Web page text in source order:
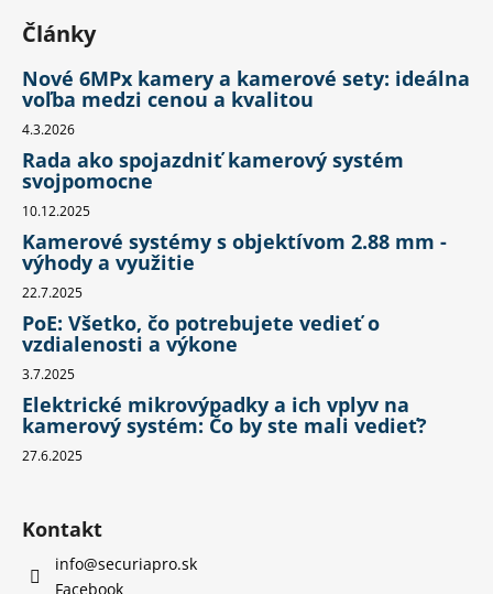
Články
Nové 6MPx kamery a kamerové sety: ideálna
voľba medzi cenou a kvalitou
4.3.2026
Rada ako spojazdniť kamerový systém
svojpomocne
10.12.2025
Kamerové systémy s objektívom 2.88 mm -
výhody a využitie
22.7.2025
PoE: Všetko, čo potrebujete vedieť o
vzdialenosti a výkone
3.7.2025
Elektrické mikrovýpadky a ich vplyv na
kamerový systém: Čo by ste mali vedieť?
27.6.2025
Kontakt
info@securiapro.sk
Facebook